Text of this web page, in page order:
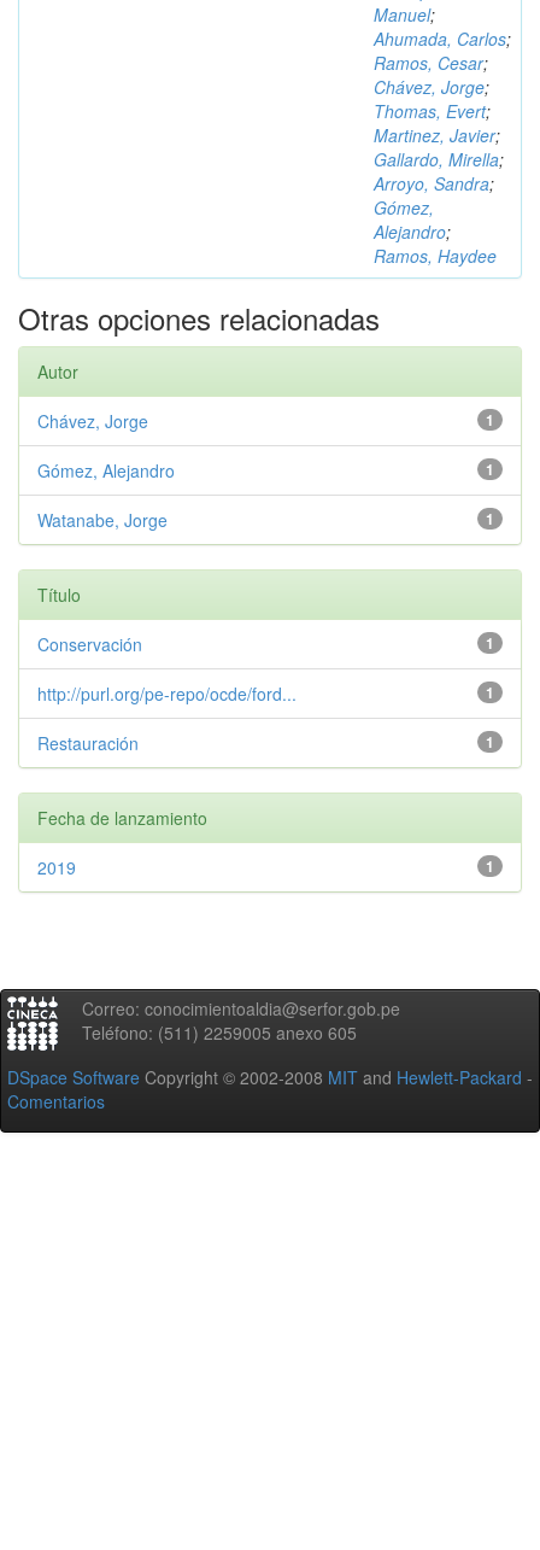
Manuel;
Ahumada, Carlos;
Ramos, Cesar;
Chávez, Jorge;
Thomas, Evert;
Martinez, Javier;
Gallardo, Mirella;
Arroyo, Sandra;
Gómez,
Alejandro;
Ramos, Haydee
Otras opciones relacionadas
Autor
1
Chávez, Jorge
1
Gómez, Alejandro
1
Watanabe, Jorge
Título
1
Conservación
1
http://purl.org/pe-repo/ocde/ford...
1
Restauración
Fecha de lanzamiento
1
2019
Correo: conocimientoaldia@serfor.gob.pe
Teléfono: (511) 2259005 anexo 605
DSpace Software Copyright © 2002-2008 MIT and Hewlett-Packard -
Comentarios